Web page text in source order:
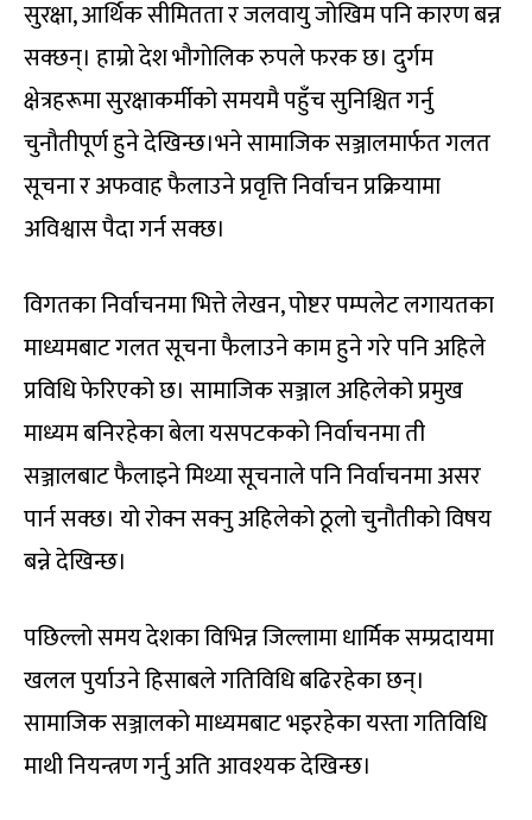
सुरक्षा, आर्थिक सीमितता र जलवायु जोखिम पनि कारण बन्न
सक्छन्। हाम्रो देश भौगोलिक रुपले फरक छ। दुर्गम
क्षेत्रहरूमा सुरक्षाकर्मीको समयमै पहुँच सुनिश्चित गर्नु
चुनौतीपूर्ण हुने देखिन्छ।भने सामाजिक सञ्जालमार्फत गलत
सूचना र अफवाह फैलाउने प्रवृत्ति निर्वाचन प्रक्रियामा
अविश्वास पैदा गर्न सक्छ।
विगतका निर्वाचनमा भित्ते लेखन, पोष्टर पम्पलेट लगायतका
माध्यमबाट गलत सूचना फैलाउने काम हुने गरे पनि अहिले
प्रविधि फेरिएको छ। सामाजिक सञ्जाल अहिलेको प्रमुख
माध्यम बनिरहेका बेला यसपटकको निर्वाचनमा ती
सञ्जालबाट फैलाइने मिथ्या सूचनाले पनि निर्वाचनमा असर
पार्न सक्छ। यो रोक्न सक्नु अहिलेको ठूलो चुनौतीको विषय
बन्ने देखिन्छ।
पछिल्लो समय देशका विभिन्न जिल्लामा धार्मिक सम्प्रदायमा
खलल पुर्याउने हिसाबले गतिविधि बढिरहेका छन्।
सामाजिक सञ्जालको माध्यमबाट भइरहेका यस्ता गतिविधि
माथी नियन्त्रण गर्नु अति आवश्यक देखिन्छ।